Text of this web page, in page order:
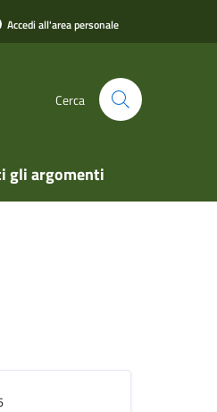
Accedi all'area personale
Cerca
gli argomenti